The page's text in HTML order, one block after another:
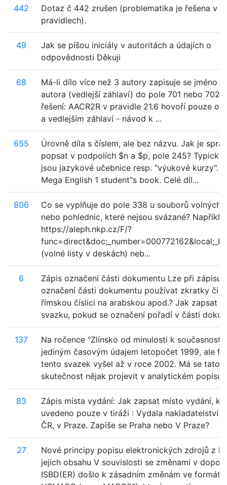
442
Dotaz č 442 zrušen (problematika je řešena v
pravidlech).
49
Jak se píšou iniciály v autoritách a údajích o
odpovědnosti Děkuji
68
Má-li dílo více než 3 autory zapisuje se jméno
autora (vedlejší záhlaví) do pole 701 nebo 702?
řešení: AACR2R v pravidle 21.6 hovoří pouze o
a vedlejším záhlaví - návod k ...
655
Úrovně díla s číslem, ale bez názvu. Jak je
popsat v podpolích $n a $p, pole 245? Typický
jsou jazykové učebnice resp. "výukové kurzy".
Mega English 1 student"s book. Celé díl...
806
Co se vyplňuje do pole 338 u souborů volných
nebo pohlednic, které nejsou svázané?
https://aleph.nkp.cz/F/?
(volné listy v deskách) neb...
6
Zápis označení části dokumentu Lze při zápisu
označení části dokumentu používat zkratky či
římskou číslici na arabskou apod.? Jak zapsat
svazku, pokud se označení pořadí v části
137
Na ročence "Zlínsko od minulosti k
jediným časovým údajem letopočet 1999, ale
tento svazek vyšel až v roce 2002. Má se tato
skutečnost nějak projevit v analytickém popisu
83
Zápis místa vydání: Jak zapsat místo vydání,
uvedeno pouze v tiráži : Vydala nakladatelství
ČR, v Praze. Zapíše se Praha nebo V Praze?
27
Nové principy popisu elektronických zdrojů z
jejich obsahu V souvislosti se změnami v
ISBD(ER) došlo k zásadním změnám ve formátu